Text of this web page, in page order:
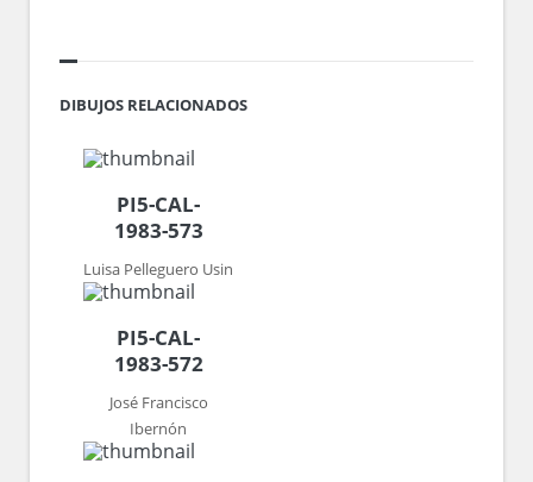
DIBUJOS RELACIONADOS
PI5-CAL-
1983-573
Luisa Pelleguero Usin
PI5-CAL-
1983-572
José Francisco
Ibernón